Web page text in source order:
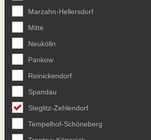
Marzahn-Hellersdorf
Mitte
Neukölln
Pankow
Reinickendorf
Spandau
Steglitz-Zehlendorf
Tempelhof-Schöneberg